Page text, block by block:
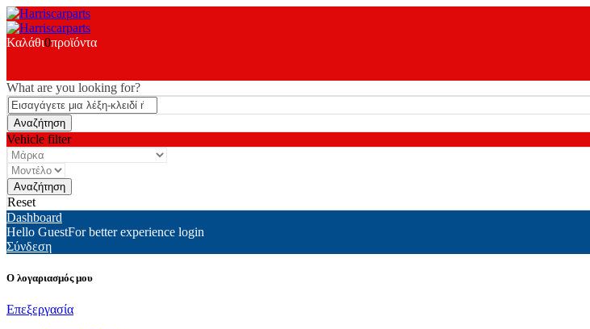
Καλάθι0προϊόντα
What are you looking for?
Vehicle filter
Reset
Dashboard
Hello GuestFor better experience login
Σύνδεση
Ο λογαριασμός μου
Επεξεργασία